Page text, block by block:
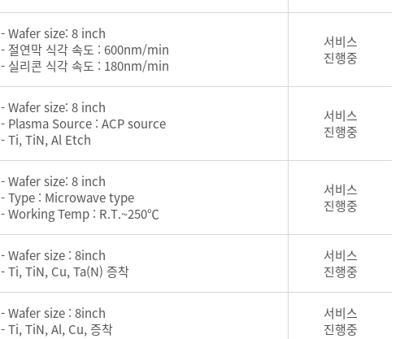
- Wafer size: 8 inch
- 절연막 식각 속도 : 600nm/min
- 실리콘 식각 속도 : 180nm/min
서비스
진행중
- Wafer size: 8 inch
- Plasma Source : ACP source
- Ti, TiN, Al Etch
서비스
진행중
- Wafer size: 8 inch
- Type : Microwave type
- Working Temp : R.T.~250℃
서비스
진행중
- Wafer size : 8inch
- Ti, TiN, Cu, Ta(N) 증착
서비스
진행중
- Wafer size : 8inch
- Ti, TiN, Al, Cu, 증착
서비스
진행중